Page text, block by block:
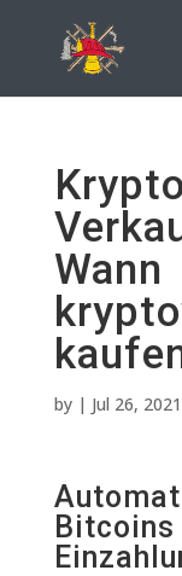
Wann
by | Jul 26, 2021
Bitcoins